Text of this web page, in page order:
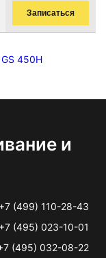
Записаться
450H
и
+7 (499) 110-28-43
+7 (495) 023-10-01
(495) 032-08-22